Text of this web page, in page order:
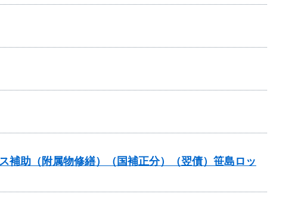
助（附属物修繕）（国補正分）（翌債）笹島ロッ